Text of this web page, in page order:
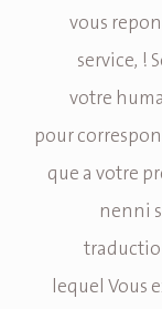
vous
service, !
votre
pour
que a votre
nenni
lequel Vous